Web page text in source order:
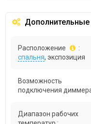
Расположение :
спальня, экспозиция
Возможность
подключения
Диапазон рабочих